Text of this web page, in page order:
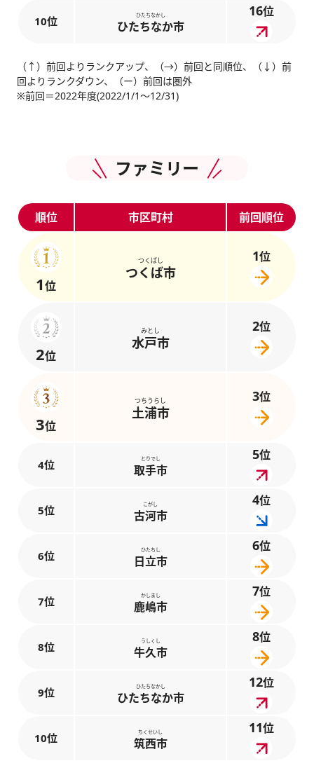
10位 ひたちなかし
ひたちなか市
16位
（↑）前回よりランクアップ、（→）前回と同順位、（↓）前
回よりランクダウン、（ー）前回は圏外
※前回＝2022年度(2022/1/1～12/31)
ファミリー
順位 市区町村 前回順位
1位
つくばし
つくば市
1位
2位
みとし
水戸市
2位
3位
つちうらし
土浦市
3位
4位 とりでし
取手市
5位
5位 こがし
古河市
4位
6位 ひたちし
日立市
6位
7位 かしまし
鹿嶋市
7位
8位 うしくし
牛久市
8位
9位 ひたちなかし
ひたちなか市
12位
10位 ちくせいし
筑西市
11位